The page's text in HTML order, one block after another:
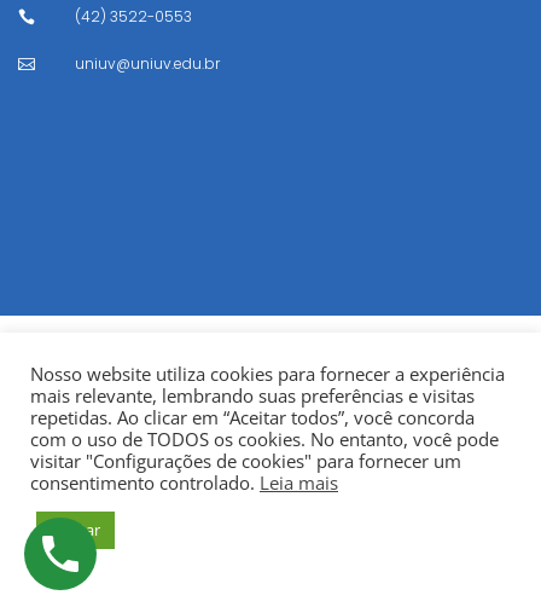
 (42) 3522-0553
 uniuv@uniuv.edu.br
© Copyright 2022Fundação Municipal Centro Universitário
da Cidade de União da Vitória – UNIUV
Nosso website utiliza cookies para fornecer a experiência
mais relevante, lembrando suas preferências e visitas
repetidas. Ao clicar em “Aceitar todos”, você concorda
com o uso de TODOS os cookies. No entanto, você pode
visitar "Configurações de cookies" para fornecer um
consentimento controlado. Leia mais
Aceitar